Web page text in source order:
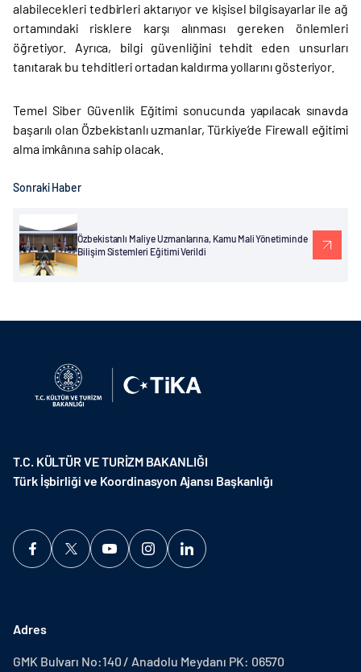
alabilecekleri tedbirleri aktarıyor ve kişisel bilgisayarlar ile ağ
ortamındaki risklere karşı alınması gereken önlemleri
öğretiyor. Ayrıca, bilgi güvenliğini tehdit eden unsurları
tanıtarak bu tehditleri ortadan kaldırma yollarını gösteriyor.
Temel Siber Güvenlik Eğitimi sonucunda yapılacak sınavda
başarılı olan Özbekistanlı uzmanlar, Türkiye’de Firewall eğitimi
alma imkânına sahip olacak.
Sonraki Haber
Özbekistanlı Maliye Uzmanlarına, Kamu Mali Yönetiminde
Bilişim Sistemleri Eğitimi Verildi
T.C. KÜLTÜR VE TURİZM BAKANLIĞI
Türk İşbirliği ve Koordinasyon Ajansı Başkanlığı
Adres
GMK Bulvarı No:140 / Anadolu Meydanı PK: 06570